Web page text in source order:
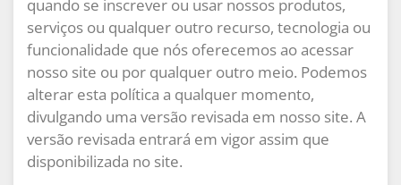
quando se inscrever ou usar nossos produtos,
serviços ou qualquer outro recurso, tecnologia ou
funcionalidade que nós oferecemos ao acessar
nosso site ou por qualquer outro meio. Podemos
alterar esta política a qualquer momento,
divulgando uma versão revisada em nosso site. A
versão revisada entrará em vigor assim que
disponibilizada no site.